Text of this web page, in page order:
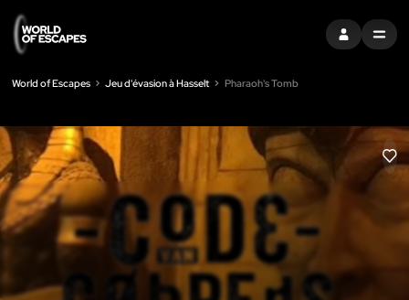
S'INSCRIREMENU
World of Escapes Jeu d'évasion à Hasselt Pharaoh's Tomb
LIKE